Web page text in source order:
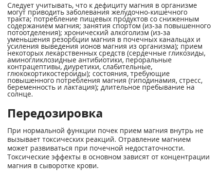
Следует учитывать, что к дефициту магния в организме
могут приводить заболевания желудочно-кишечного
тракта; потребление пищевых продуктов со сниженным
содержанием магния; занятия спортом (из-за повышенного
потоотделения); хронический алкоголизм (из-за
уменьшения резорбции магния в почечных канальцах и
усиления выведения ионов магния из организма); прием
некоторых лекарственных средств (сердечные гликозиды,
аминогликлозидные антибиотики, пероральные
контрацептивы, диуретики, слабительные,
глюкокортикостероиды); состояния, требующие
повышенного потребления магния (гиподинамия, стресс,
беременность и лактация); длительное пребывание на
солнце.
Передозировка
При нормальной функции почек прием магния внутрь не
вызывает токсических реакций. Отравление магнием
может развиваться при почечной недостаточности.
Токсические эффекты в основном зависят от концентрации
магния в сыворотке крови.